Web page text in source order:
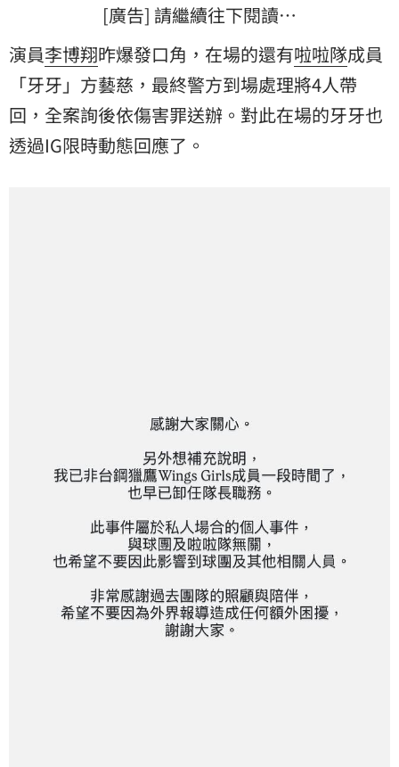
[廣告] 請繼續往下閱讀…
演員李博翔昨爆發口角，在場的還有啦啦隊成員
「牙牙」方藝慈，最終警方到場處理將4人帶
回，全案詢後依傷害罪送辦。對此在場的牙牙也
透過IG限時動態回應了。